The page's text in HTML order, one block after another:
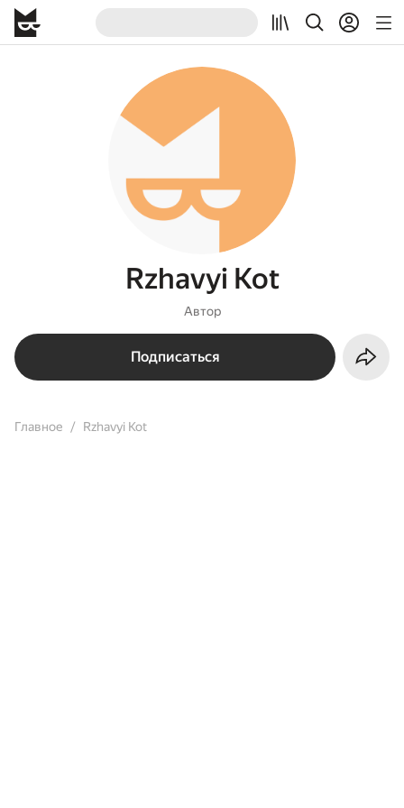
Rzhavyi Kot
Автор
Подписаться
Главное Rzhavyi Kot